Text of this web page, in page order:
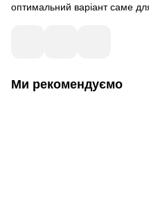
оптимальний варіант саме
Ми рекомендуємо